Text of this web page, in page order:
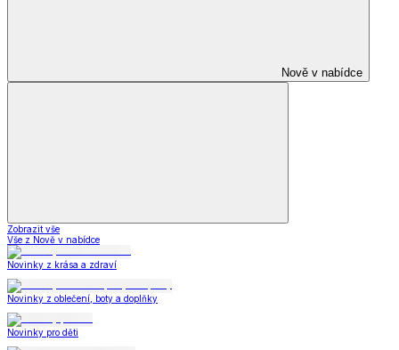
Nově v nabídce
Zobrazit vše
Vše z Nově v nabídce
Novinky z krása a zdraví
Novinky z oblečení, boty a doplňky
Novinky pro děti